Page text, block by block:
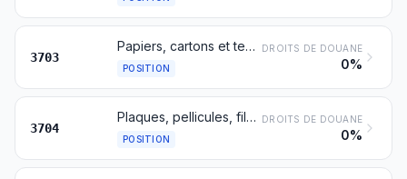
3703
Papiers, cartons et textiles, photographiques, sensibilisés, non impressionnés
POSITION
DROITS DE DOUANE
0%
3704
Plaques, pellicules, films, papiers, cartons et textiles, photographiques, impressionnés mais non développés
POSITION
DROITS DE DOUANE
0%